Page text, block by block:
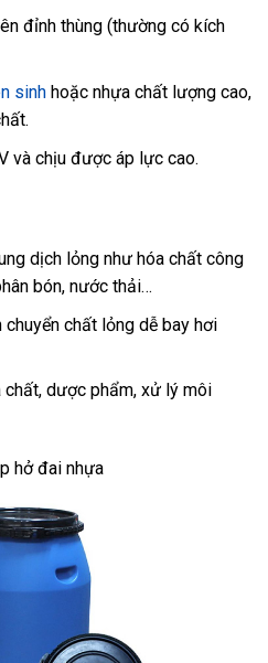
đỉnh thùng (thường có kích
sinhhoặc nhựa chất lượng cao,
và chịu được áp lực cao.
dịch lỏng như hóa chất công
bón, nước thải…
chất lỏng dễ bay hơi
chất, dược phẩm, xử lý môi
hở đai nhựa